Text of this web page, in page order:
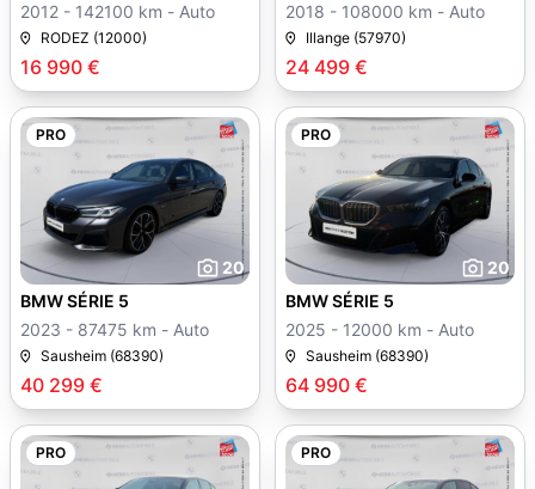
16 990 €
2012 - 142100 km - Auto
RODEZ (12000)
24 499 €
2018 - 108000 km - Auto
Illange (57970)
PRO
20
40 299 €
BMW SÉRIE 5
2023 - 87475 km - Auto
Sausheim (68390)
PRO
20
64 990 €
BMW SÉRIE 5
2025 - 12000 km - Auto
Sausheim (68390)
PRO PRO